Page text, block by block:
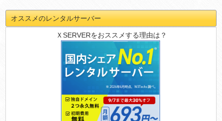
オススメのレンタルサーバー
ＸSERVERをおススメする理由は？